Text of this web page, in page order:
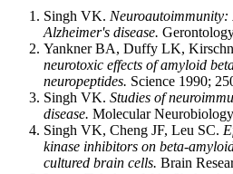
Singh VK.
Alzheimer's disease.
Yankner BA, Duffy LK,
neurotoxic effects of amyloid
neuropeptides. Science 1990;
Singh VK. Studies of
disease. Molecular
Singh VK, Cheng JF, Leu SC.
kinase inhibitors on beta-
cultured brain cells. Brain